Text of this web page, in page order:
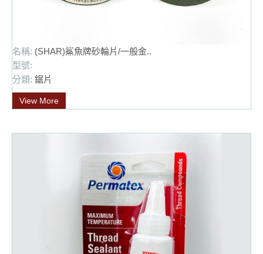
名稱: (SHAR)鯊魚牌砂輪片/一般金..
型號:
分類: 鋸片
View More